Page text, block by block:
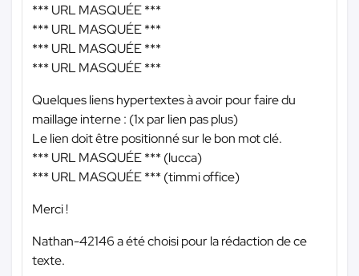
*** URL MASQUÉE ***
*** URL MASQUÉE ***
*** URL MASQUÉE ***
*** URL MASQUÉE ***
Quelques liens hypertextes à avoir pour faire du
maillage interne : (1x par lien pas plus)
Le lien doit être positionné sur le bon mot clé.
*** URL MASQUÉE *** (lucca)
*** URL MASQUÉE *** (timmi office)
Merci !
Nathan-42146 a été choisi pour la rédaction de ce
texte.